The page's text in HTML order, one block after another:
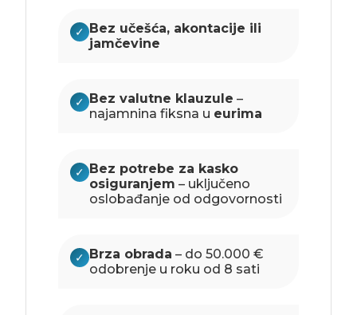
✓
Bez učešća, akontacije ili
jamčevine
✓ Bez valutne klauzule –
najamnina fiksna u eurima
✓
Bez potrebe za kasko
osiguranjem – uključeno
oslobađanje od odgovornosti
✓ Brza obrada – do 50.000 €
odobrenje u roku od 8 sati